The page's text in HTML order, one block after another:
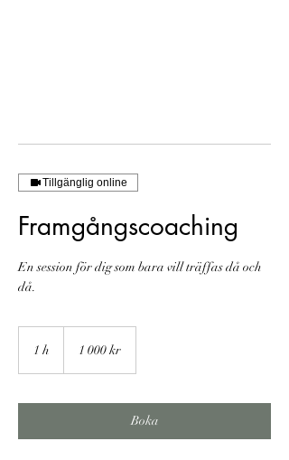
Tillgänglig online
Framgångscoaching
En session för dig som bara vill träffas då och
då.
1 h
kronor1 000 kr
Boka